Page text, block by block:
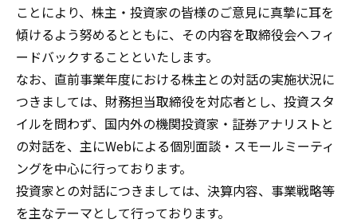
ことにより、株主・投資家の皆様のご意見に真摯に耳を
傾けるよう努めるとともに、その内容を取締役会へフィ
ードバックすることといたします。
なお、直前事業年度における株主との対話の実施状況に
つきましては、財務担当取締役を対応者とし、投資スタ
イルを問わず、国内外の機関投資家・証券アナリストと
の対話を、主にWebによる個別面談・スモールミーティ
ングを中心に行っております。
投資家との対話につきましては、決算内容、事業戦略等
を主なテーマとして行っております。